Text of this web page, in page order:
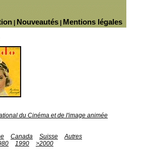
Mentions légales
Nouveautés
du Cinéma et de l'image animée
Canada Suisse
Autres
1990
>2000